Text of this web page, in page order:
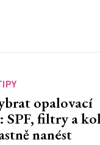
opalovací
SPF, filtry a
nanést